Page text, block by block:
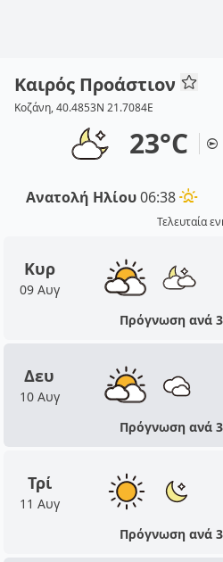
Καιρός Προάστιον
Κοζάνη, 40.4853N 21.7084E
23°C
Ανατολή Ηλίου06:38
Τελευταία
Κυρ
09 Αυγ
Πρόγνωση ανά
Δευ
10 Αυγ
Πρόγνωση ανά
Τρί
11 Αυγ
Πρόγνωση ανά